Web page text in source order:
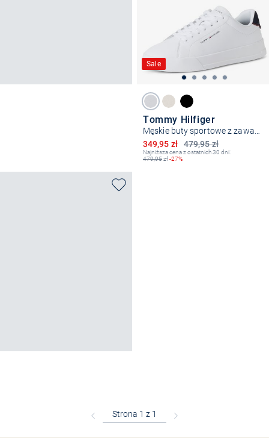
Sale
Tommy Hilfiger
Męskie buty sportowe z zawartością skóry
479,95 zł
Obniżona cena
349,95 zł
Najniższa cena z ostatnich 30 dni:
479,95zł-27%
Bezpłatna dostawa z Friends